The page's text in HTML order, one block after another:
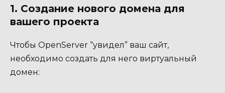
1. Создание нового домена для
вашего проекта
Чтобы OpenServer “увидел” ваш сайт,
необходимо создать для него виртуальный
домен: